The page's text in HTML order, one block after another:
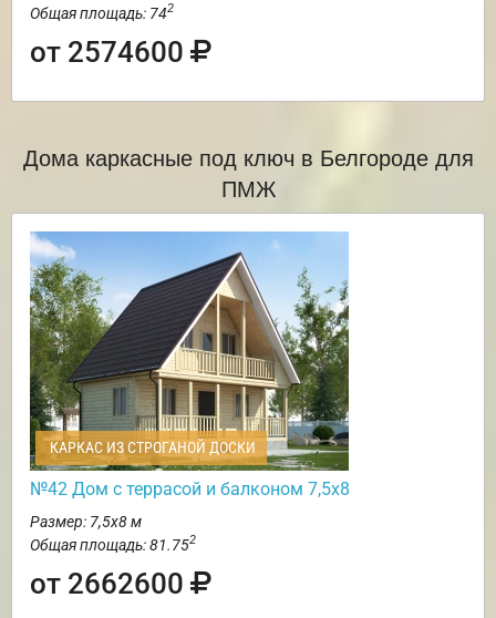
Общая площадь: 742
от 2574600
Дома каркасные под ключ в Белгороде для
ПМЖ
КАРКАС ИЗ СТРОГАНОЙ ДОСКИ
№42 Дом с террасой и балконом 7,5х8
Размер: 7,5х8 м
Общая площадь: 81.752
от 2662600